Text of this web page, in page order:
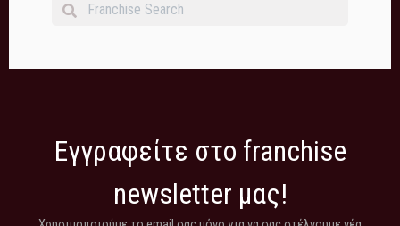
Εγγραφείτε στο franchise
newsletter μας!